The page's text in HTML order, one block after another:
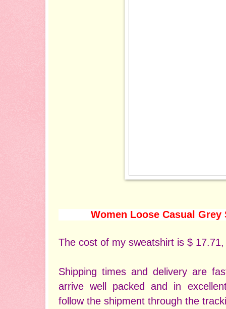
Women Loose Casual Grey
The cost of my sweatshirt is $ 17.71,
Shipping times and delivery are
arrive well packed and in
follow the shipment through the